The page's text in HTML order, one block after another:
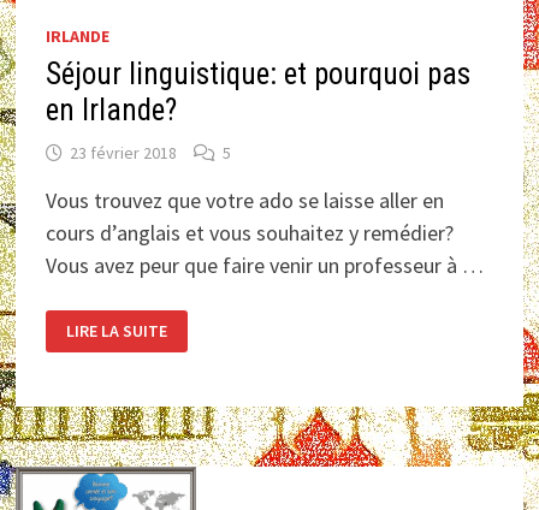
IRLANDE
Séjour linguistique: et pourquoi pas
en Irlande?
23 février 2018 5
Vous trouvez que votre ado se laisse aller en
cours d’anglais et vous souhaitez y remédier?
Vous avez peur que faire venir un professeur à …
SÉJOUR
LINGUISTIQUE:
ET
EN
IRLANDE?
LIRE LA SUITE